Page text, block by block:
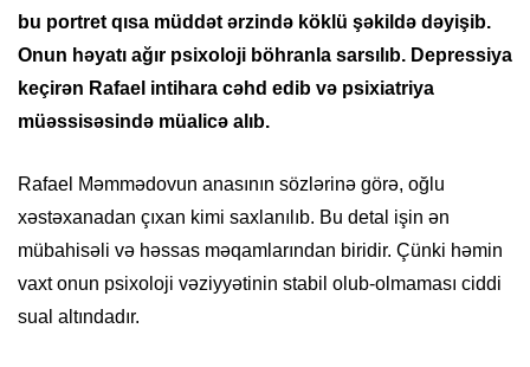
bu portret qısa müddət ərzində köklü şəkildə dəyişib.
Onun həyatı ağır psixoloji böhranla sarsılıb. Depressiya
keçirən Rafael intihara cəhd edib və psixiatriya
müəssisəsində müalicə alıb.
Rafael Məmmədovun anasının sözlərinə görə, oğlu
xəstəxanadan çıxan kimi saxlanılıb. Bu detal işin ən
mübahisəli və həssas məqamlarından biridir. Çünki həmin
vaxt onun psixoloji vəziyyətinin stabil olub-olmaması ciddi
sual altındadır.